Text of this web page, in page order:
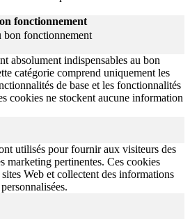
fonctionnement
bon fonctionnement
absolument indispensables au bon
catégorie comprend uniquement les
de base et les fonctionnalités
cookies ne stockent aucune information
utilisés pour fournir aux visiteurs des
marketing pertinentes. Ces cookies
Web et collectent des informations